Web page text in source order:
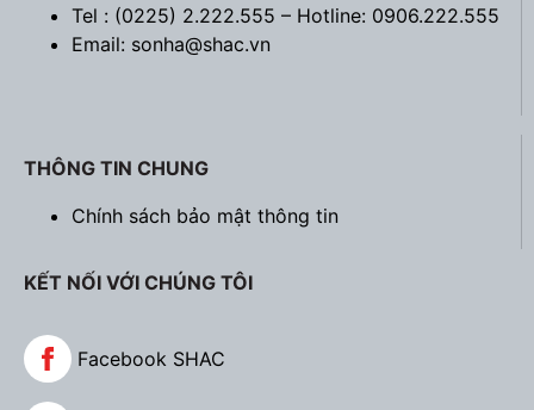
Tel : (0225) 2.222.555 – Hotline: 0906.222.555
Email: sonha@shac.vn
THÔNG TIN CHUNG
Chính sách bảo mật thông tin
KẾT NỐI VỚI CHÚNG TÔI
Facebook SHAC